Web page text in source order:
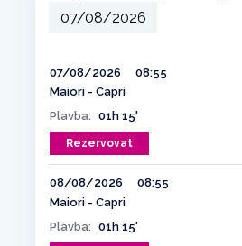
07/08/2026
08:55
Maiori - Capri
Plavba: 01h 15'
Rezervovat
08/08/2026
08:55
Maiori - Capri
Plavba: 01h 15'